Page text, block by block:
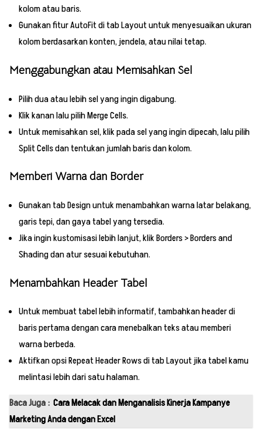
kolom atau baris.
Gunakan fitur AutoFit di tab Layout untuk menyesuaikan ukuran
kolom berdasarkan konten, jendela, atau nilai tetap.
Menggabungkan atau Memisahkan Sel
Pilih dua atau lebih sel yang ingin digabung.
Klik kanan lalu pilih Merge Cells.
Untuk memisahkan sel, klik pada sel yang ingin dipecah, lalu pilih
Split Cells dan tentukan jumlah baris dan kolom.
Memberi Warna dan Border
Gunakan tab Design untuk menambahkan warna latar belakang,
garis tepi, dan gaya tabel yang tersedia.
Jika ingin kustomisasi lebih lanjut, klik Borders > Borders and
Shading dan atur sesuai kebutuhan.
Menambahkan Header Tabel
Untuk membuat tabel lebih informatif, tambahkan header di
baris pertama dengan cara menebalkan teks atau memberi
warna berbeda.
Aktifkan opsi Repeat Header Rows di tab Layout jika tabel kamu
melintasi lebih dari satu halaman.
Baca Juga : Cara Melacak dan Menganalisis Kinerja Kampanye
Marketing Anda dengan Excel